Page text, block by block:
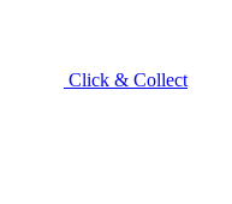
Click & Collect